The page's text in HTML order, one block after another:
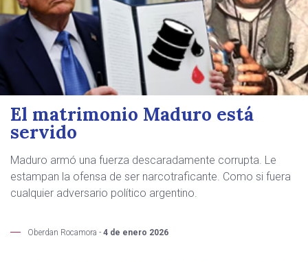
El matrimonio Maduro está
servido
Maduro armó una fuerza descaradamente corrupta. Le
estampan la ofensa de ser narcotraficante. Como si fuera
cualquier adversario político argentino.
Oberdan Rocamora - 4 de enero 2026